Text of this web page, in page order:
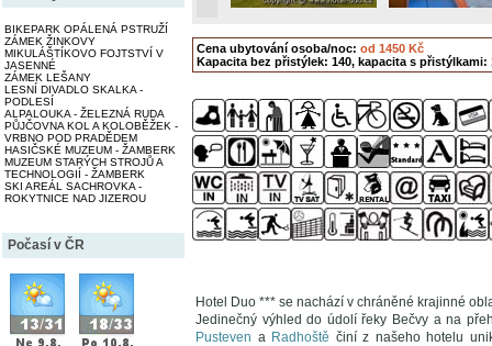
BIKEPARK OPÁLENÁ PSTRUŽÍ
ZÁMEK ŽINKOVY
MIKULÁŠTÍKOVO FOJTSTVÍ V
JASENNÉ
ZÁMEK LEŠANY
LESNÍ DIVADLO SKALKA -
PODLESÍ
ALPALOUKA - ŽELEZNÁ RUDA
PŮJČOVNA KOL A KOLOBĚŽEK -
VRBNO POD PRADĚDEM
HASIČSKÉ MUZEUM - ŽAMBERK
MUZEUM STARÝCH STROJŮ A
TECHNOLOGIÍ - ŽAMBERK
SKI AREÁL SACHROVKA -
ROKYTNICE NAD JIZEROU
Počasí v ČR
Cena ubytování osoba/noc: od 1450 Kč
Kapacita bez přistýlek: 140, kapacita s přistýlkami:
Hotel Duo *** se nachází v chráněné krajinné
Jedinečný výhled do údolí řeky Bečvy a na
Pusteven a Radhoště činí z našeho hotelu